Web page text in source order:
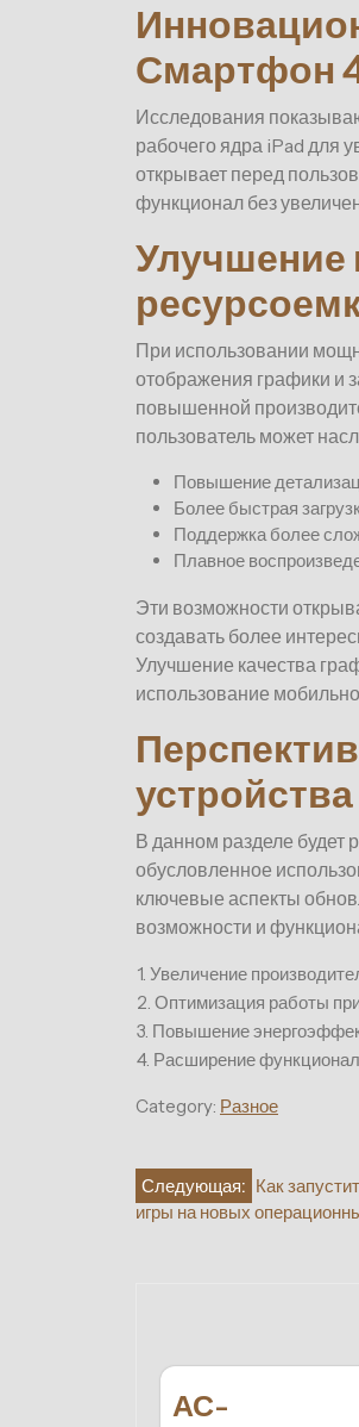
Смартфон
Исследования
рабочего ядра iPad для
открывает перед
функционал без
Улучшение
При использовании
отображения графики и
повышенной
пользователь может
Повышение
Более быстрая
Поддержка более
Плавное
Эти возможности
создавать более
Улучшение качества
использование
В данном разделе будет
обусловленное
ключевые аспекты
возможности и
1. Увеличение
2. Оптимизация работы
3. Повышение
4. Расширение
Category: Разное
Навигация
Следующая: Как
игры на новых
АС-